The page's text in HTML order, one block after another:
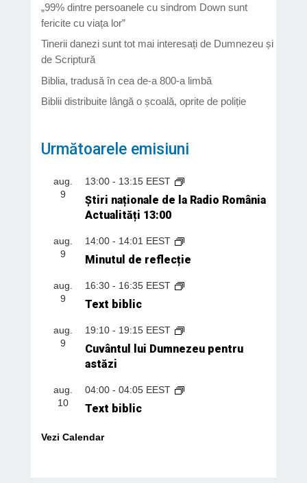
„99% dintre persoanele cu sindrom Down sunt
fericite cu viața lor”
Tinerii danezi sunt tot mai interesați de Dumnezeu și
de Scriptură
Biblia, tradusă în cea de-a 800-a limbă
Biblii distribuite lângă o școală, oprite de poliție
Următoarele emisiuni
aug.
9
13:00- 13:15 EEST
Știri naționale de la Radio România
Actualități 13:00
aug.
9
14:00- 14:01 EEST
Minutul de reflecție
aug.
9
16:30- 16:35 EEST
Text biblic
aug.
9
19:10- 19:15 EEST
Cuvântul lui Dumnezeu pentru
astăzi
aug.
10
04:00- 04:05 EEST
Text biblic
Vezi Calendar